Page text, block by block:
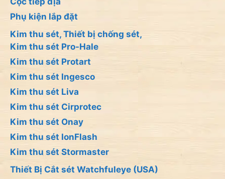
Phụ kiện lắp đặt
Kim thu sét, Thiết bị chống sét,
Kim thu sét Pro-Hale
Kim thu sét Protart
Kim thu sét Ingesco
Kim thu sét Liva
Kim thu sét Cirprotec
Kim thu sét Onay
Kim thu sét IonFlash
Kim thu sét Stormaster
Thiết Bị Cắt sét Watchfuleye (USA)